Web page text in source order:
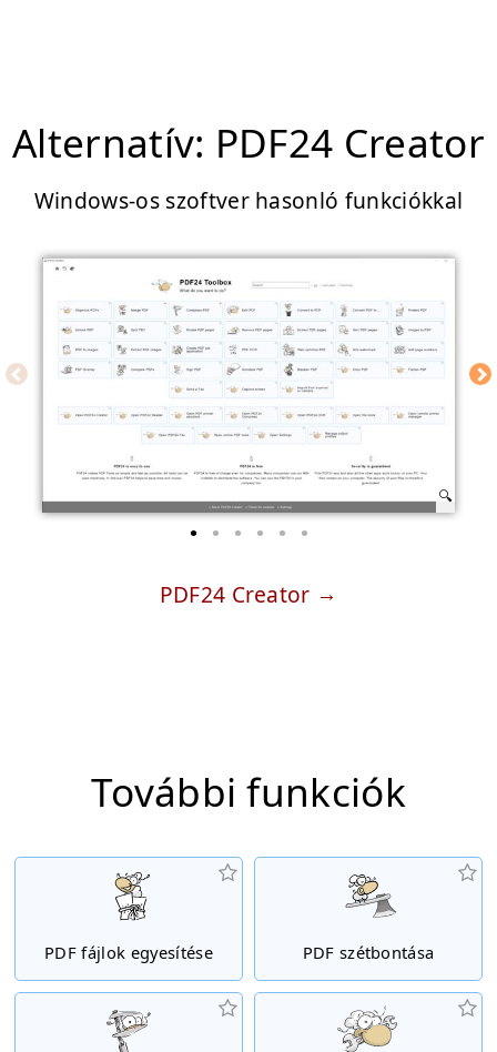
Alternatív: PDF24 Creator
Windows-os szoftver hasonló funkciókkal
PDF24 Creator
További funkciók
PDF fájlok egyesítése PDF szétbontása